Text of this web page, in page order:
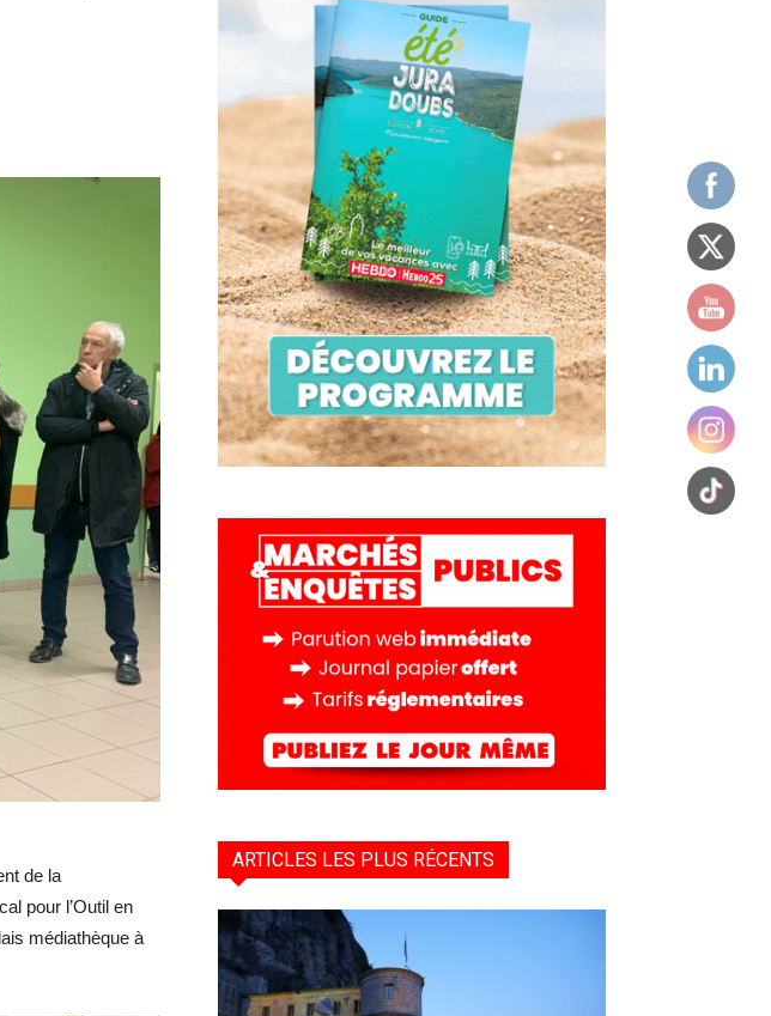
de la
pour l’Outil en
médiathèque à
ARTICLES LES PLUS RÉCENTS